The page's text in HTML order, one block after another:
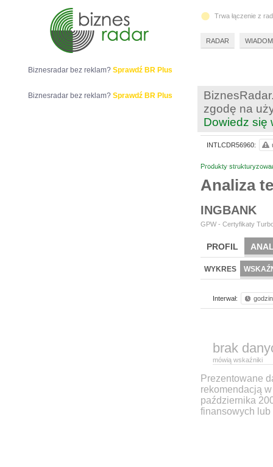
zgodę na
Dowiedz się
Produkty
Analiza
INGBANK
GPW - Certyfikaty
PROFIL
WYKRES
Interwał:
brak
mówią wskaźniki
Prezentowane
rekomendacją
października
finansowych lub
INTLCDR56960:
Biznesradar bez reklam? Sprawdź BR Plus
Biznesradar bez reklam? Sprawdź BR Plus
Trwa łączenie z
RADAR